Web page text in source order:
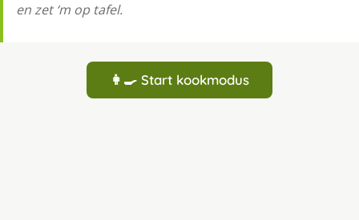
en zet ‘m op tafel.
👩‍🍳 Start kookmodus